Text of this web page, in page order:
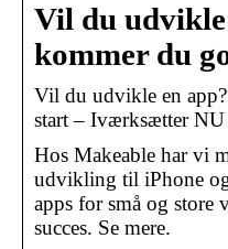
Vil du udvikle
kommer du
Vil du udvikle en
start – Iværksætter NU
Hos Makeable har vi
udvikling til iPhone
apps for små og store
succes. Se mere.